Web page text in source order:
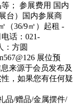
； 参展费用 国内
台）国内参展商
（36/9㎡）起租 -
话：021-
：方圆
展位预
来源于会员发布及
，如果您有任何疑
品/赠品/金属摆件/